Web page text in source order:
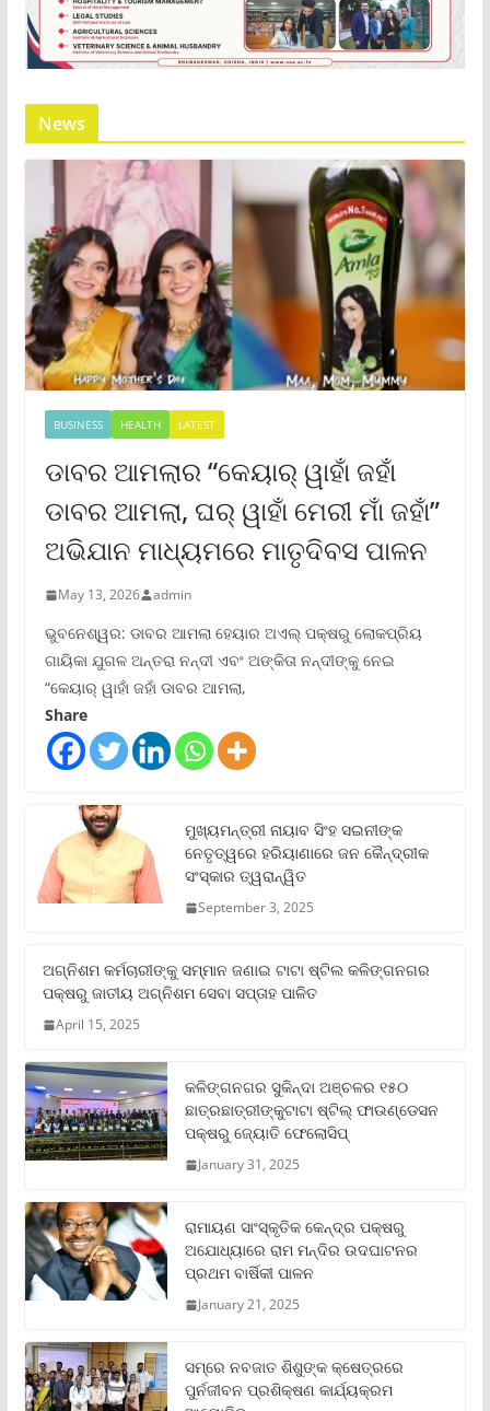
News
BUSINESS HEALTH LATEST
ଡାବର ଆମଲାର “କେୟାର୍ ୱାହାଁ ଜହାଁ
ଡାବର ଆମଲା, ଘର୍ ୱାହାଁ ମେରୀ ମାଁ ଜହାଁ”
ଅଭିଯାନ ମାଧ୍ୟମରେ ମାତୃଦିବସ ପାଳନ
May 13, 2026 admin
ଭୁବନେଶ୍ୱର: ଡାବର ଆମଲା ହେୟାର ଅଏଲ୍ ପକ୍ଷରୁ ଲୋକପ୍ରିୟ
ଗାୟିକା ଯୁଗଳ ଅନ୍ତରା ନନ୍ଦୀ ଏବଂ ଅଙ୍କିତା ନନ୍ଦୀଙ୍କୁ ନେଇ
“କେୟାର୍ ୱାହାଁ ଜହାଁ ଡାବର ଆମଲା,
Share
ମୁଖ୍ୟମନ୍ତ୍ରୀ ନାୟାବ ସିଂହ ସଇନୀଙ୍କ
ନେତୃତ୍ୱରେ ହରିୟାଣାରେ ଜନ କୈନ୍ଦ୍ରୀକ
ସଂସ୍କାର ତ୍ୱରାନ୍ୱିତ
September 3, 2025
ଅଗ୍ନିଶମ କର୍ମଚାରୀଙ୍କୁ ସମ୍ମାନ ଜଣାଇ ଟାଟା ଷ୍ଟିଲ କଳିଙ୍ଗନଗର
ପକ୍ଷରୁ ଜାତୀୟ ଅଗ୍ନିଶମ ସେବା ସପ୍ତାହ ପାଳିତ
April 15, 2025
କଳିଙ୍ଗନଗର ସୁକିନ୍ଦା ଅଞ୍ଚଳର ୧୫୦
ଛାତ୍ରଛାତ୍ରୀଙ୍କୁଟାଟା ଷ୍ଟିଲ୍ ଫାଉଣ୍ଡେସନ
ପକ୍ଷରୁ ଜ୍ୟୋତି ଫେଲୋସିପ୍‌
January 31, 2025
ରାମାୟଣ ସାଂସ୍କୃତିକ କେନ୍ଦ୍ର ପକ୍ଷରୁ
ଅଯୋଧ୍ୟାରେ ରାମ ମନ୍ଦିର ଉଦଘାଟନର
ପ୍ରଥମ ବାର୍ଷିକୀ ପାଳନ
January 21, 2025
ସମ୍‌ରେ ନବଜାତ ଶିଶୁଙ୍କ କ୍ଷେତ୍ରରେ
ପୁର୍ନଜୀବନ ପ୍ରଶିକ୍ଷଣ କାର୍ଯ୍ୟକ୍ରମ